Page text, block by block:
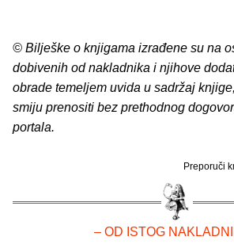
© Bilješke o knjigama izrađene su na
dobivenih od nakladnika i njihove
obrade temeljem uvida u sadržaj
smiju prenositi bez prethodnog
portala.
Preporuči
– OD ISTOG